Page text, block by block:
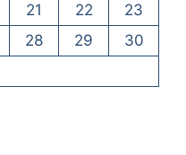
21 22
23
28 29
30